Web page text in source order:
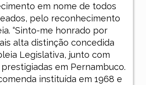
em nome de todos
pelo reconhecimento
“Sinto-me honrado por
alta distinção concedida
Legislativa, junto com
em Pernambuco.
instituída em 1968 e